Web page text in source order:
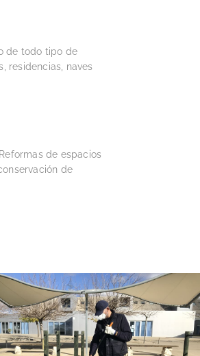
de todo tipo de
residencias, naves
de espacios
de